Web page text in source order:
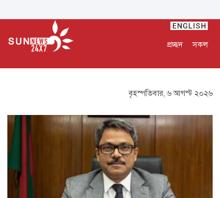
প্রচ্ছদ সকল
বৃহস্পতিবার, ৬ আগস্ট ২০২৬